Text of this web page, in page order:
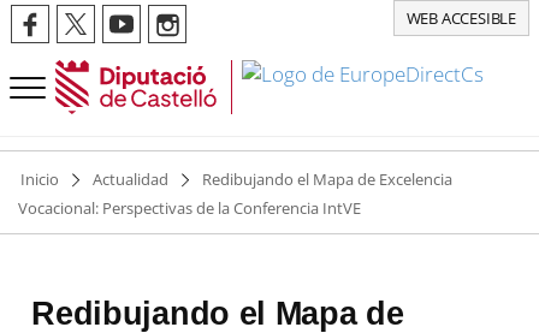
WEB ACCESIBLE
Inicio Actualidad
Redibujando el Mapa de Excelencia
Vocacional: Perspectivas de la Conferencia IntVE
Redibujando el Mapa de